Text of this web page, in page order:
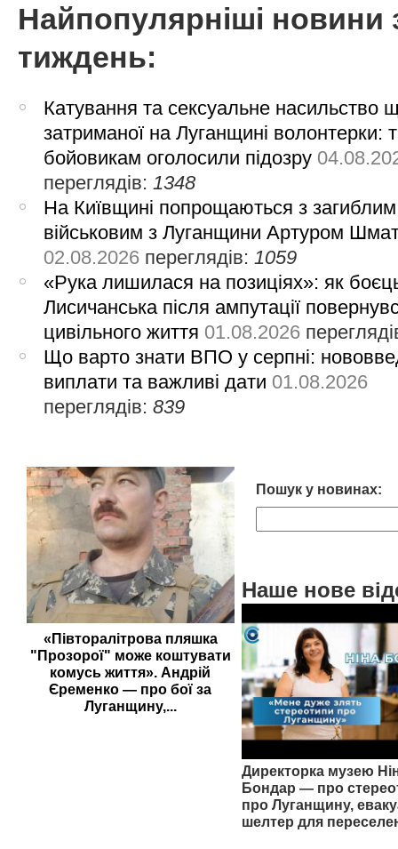
Найпопулярніші новини
тиждень:
Катування та сексуальне насильство
затриманої на Луганщині волонтерки:
бойовикам оголосили підозру
переглядів:1348
На Київщині попрощаються з загиблим
військовим з Луганщини Артуром
02.08.2026 переглядів:1059
«Рука лишилася на позиціях»: як
Лисичанська після ампутації
цивільного життя 01.08.2026
Що варто знати ВПО у серпні:
виплати та важливі дати 01.08.2026
переглядів:839
«Півторалітрова пляшка
"Прозорої" може коштувати
комусь життя». Андрій
Єременко — про бої за
Луганщину,...
Пошук у новинах:
Наше нове
Директорка музею
Бондар — про
про Луганщину,
шелтер для